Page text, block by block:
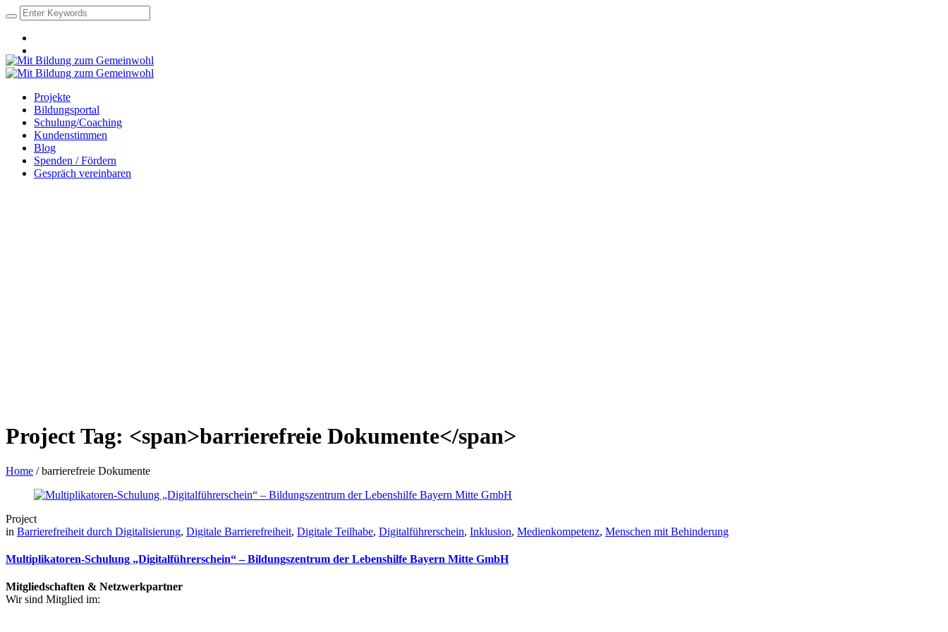
Projekte
Bildungsportal
Schulung/Coaching
Kundenstimmen
Blog
Spenden / Fördern
Gespräch vereinbaren
Project Tag: <span>barrierefreie Dokumente</span>
Home /barrierefreie Dokumente
Project
in Barrierefreiheit durch Digitalisierung, Digitale Barrierefreiheit, Digitale Teilhabe, Digitalführerschein, Inklusion, Medienkompetenz, Menschen mit Behinderung
Multiplikatoren-Schulung „Digitalführerschein“ – Bildungszentrum der Lebenshilfe Bayern Mitte GmbH
Mitgliedschaften & Netzwerkpartner
Wir sind Mitglied im: